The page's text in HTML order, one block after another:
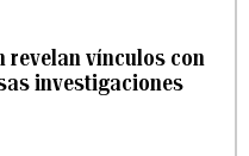
revelan vínculos con
investigaciones